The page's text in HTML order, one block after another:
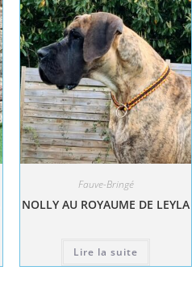
Fauve-Bringé
NOLLY AU ROYAUME DE LEYLA
Lire la suite